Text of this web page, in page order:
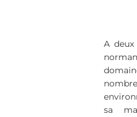
A
sa